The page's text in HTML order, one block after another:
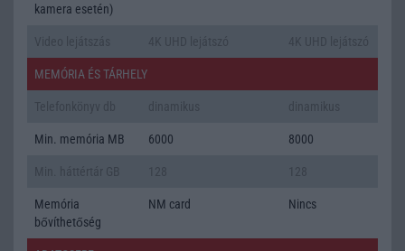
kamera esetén)
MEMÓRIA ÉS TÁRHELY
Min. memória MB 6000 8000
Memória
bővíthetőség
NM card Nincs